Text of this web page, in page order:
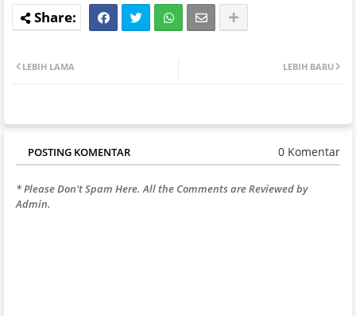
LEBIH BARU
LEBIH LAMA
POSTING KOMENTAR 0 Komentar
* Please Don't Spam Here. All the Comments are Reviewed by
Admin.